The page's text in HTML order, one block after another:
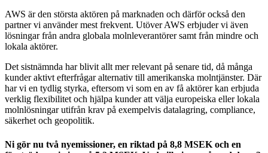
AWS är den största aktören på marknaden och därför också den
partner vi använder mest frekvent. Utöver AWS erbjuder vi även
lösningar från andra globala molnleverantörer samt från mindre och
lokala aktörer.
Det sistnämnda har blivit allt mer relevant på senare tid, då många
kunder aktivt efterfrågar alternativ till amerikanska molntjänster. Där
har vi en tydlig styrka, eftersom vi som en av få aktörer kan erbjuda
verklig flexibilitet och hjälpa kunder att välja europeiska eller lokala
molnlösningar utifrån krav på exempelvis datalagring, compliance,
säkerhet och geopolitik.
Ni gör nu två nyemissioner, en riktad på 8,8 MSEK och en